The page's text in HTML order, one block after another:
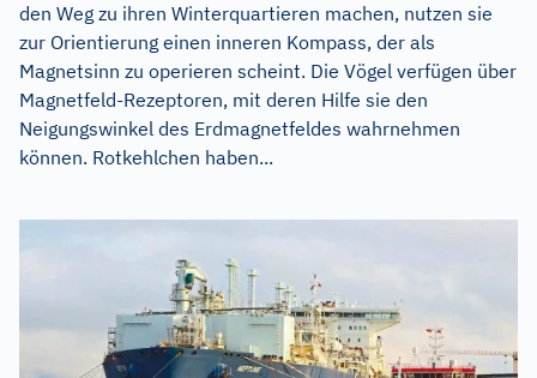
den Weg zu ihren Winterquartieren machen, nutzen sie
zur Orientierung einen inneren Kompass, der als
Magnetsinn zu operieren scheint. Die Vögel verfügen über
Magnetfeld-Rezeptoren, mit deren Hilfe sie den
Neigungswinkel des Erdmagnetfeldes wahrnehmen
können. Rotkehlchen haben...